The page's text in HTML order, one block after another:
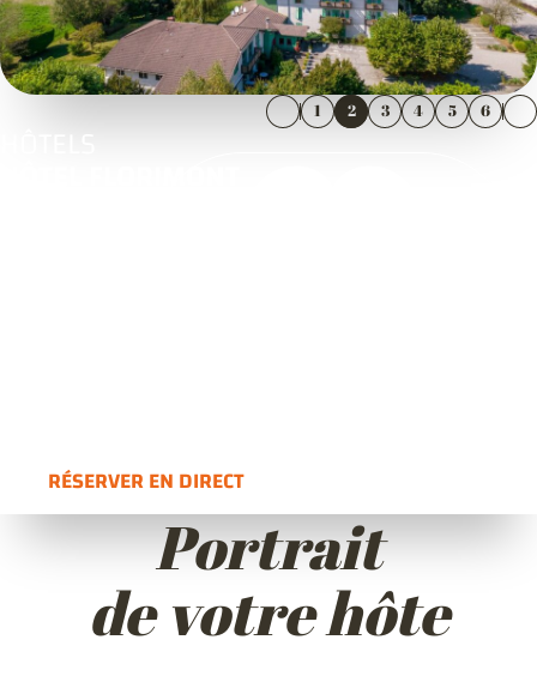
1 2 3 4 5 6
HÔTELS
RÉSERVER EN DIRECT
OUVRE DANS UNE NOUVELLE FENÊTRE
Portrait
de votre hôte